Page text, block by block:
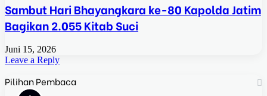
Sambut Hari Bhayangkara ke-80 Kapolda Jatim
Bagikan 2.055 Kitab Suci
Juni 15, 2026
Leave a Reply
Pilihan Pembaca